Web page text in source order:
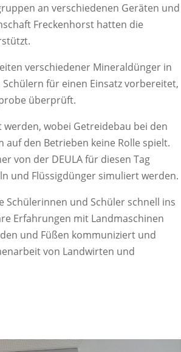
an verschiedenen Geräten und
Freckenhorst hatten die
verschiedener Mineraldünger in
für einen Einsatz vorbereitet,
überprüft.
wobei Getreidebau bei den
den Betrieben keine Rolle spielt.
von der DEULA für diesen Tag
und Flüssigdünger simuliert werden.
und Schüler schnell ins
Erfahrungen mit Landmaschinen
und Füßen kommuniziert und
von Landwirten und